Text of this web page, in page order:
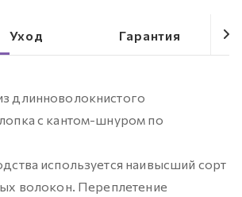
Уход Гарантия
длинноволокнистого
с кантом-шнуром по
используется наивысший сорт
волокон. Переплетение